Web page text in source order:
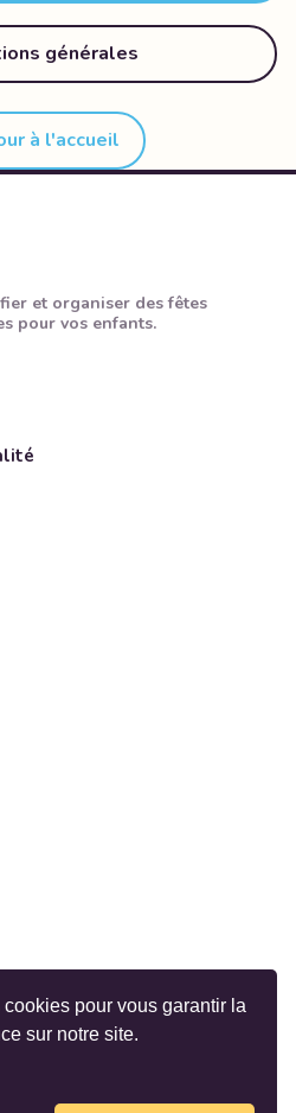
pour vous garantir la
sur notre site.
générales
à l'accueil
et organiser des fêtes
pour vos enfants.